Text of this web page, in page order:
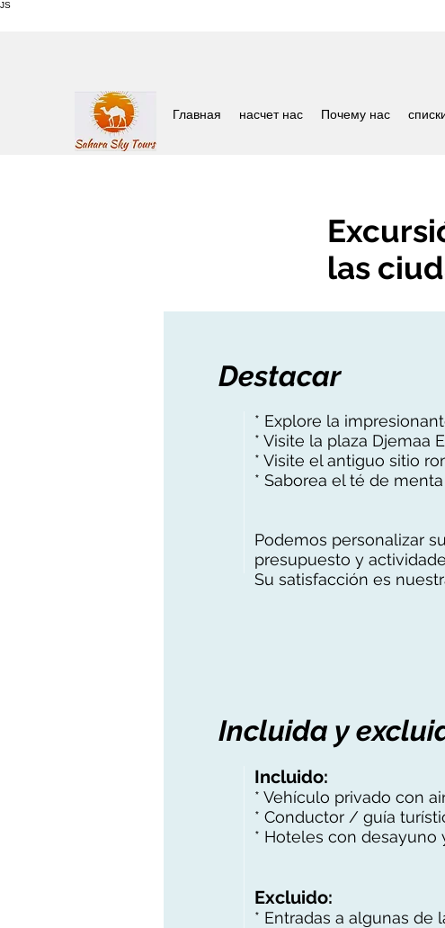
JS
Главная насчет нас Почему нас
las
Destacar
* Explore la
* Visite la plaza Djemaa
* Visite el antiguo sitio
* Saborea el té de
Podemos personalizar
presupuesto y
Su satisfacción es
Incluida y
Incluido:
* Vehículo privado con
* Conductor / guía
* Hoteles con desayuno
Excluido:
* Entradas a algunas de